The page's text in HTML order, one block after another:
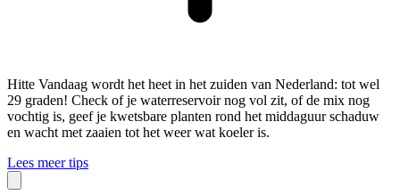
Hitte Vandaag wordt het heet in het zuiden van Nederland: tot wel
29 graden! Check of je waterreservoir nog vol zit, of de mix nog
vochtig is, geef je kwetsbare planten rond het middaguur schaduw
en wacht met zaaien tot het weer wat koeler is.
Lees meer tips